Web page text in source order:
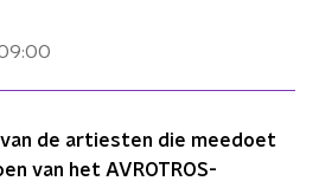
de artiesten die meedoet
van het AVROTROS-